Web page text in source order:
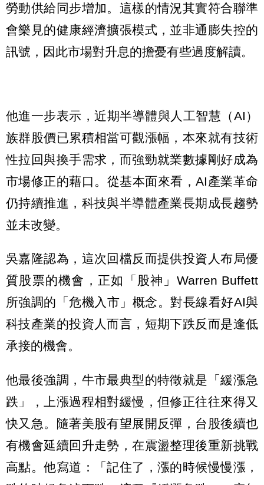
勞動供給同步增加。這樣的情況其實符合聯準
會樂見的健康經濟擴張模式，並非通膨失控的
訊號，因此市場對升息的擔憂有些過度解讀。
他進一步表示，近期半導體與人工智慧（AI）
族群股價已累積相當可觀漲幅，本來就有技術
性拉回與換手需求，而強勁就業數據剛好成為
市場修正的藉口。從基本面來看，AI產業革命
仍持續推進，科技與半導體產業長期成長趨勢
並未改變。
吳嘉隆認為，這次回檔反而提供投資人布局優
質股票的機會，正如「股神」Warren Buffett
所強調的「危機入市」概念。對長線看好AI與
科技產業的投資人而言，短期下跌反而是逢低
承接的機會。
他最後強調，牛市最典型的特徵就是「緩漲急
跌」，上漲過程相對緩慢，但修正往往來得又
快又急。隨著美股有望展開反彈，台股後續也
有機會延續回升走勢，在震盪整理後重新挑戰
高點。他寫道：「記住了，漲的時候慢慢漲，